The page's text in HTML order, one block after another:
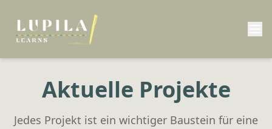
Aktuelle Projekte
Jedes Projekt ist ein wichtiger Baustein für eine